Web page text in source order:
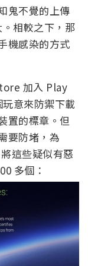
鬼不覺的上傳
相較之下，那
機感染的方式
加入 Play
意來防禦下載
置的標章。但
要防堵，為
這些疑似有惡
多個：